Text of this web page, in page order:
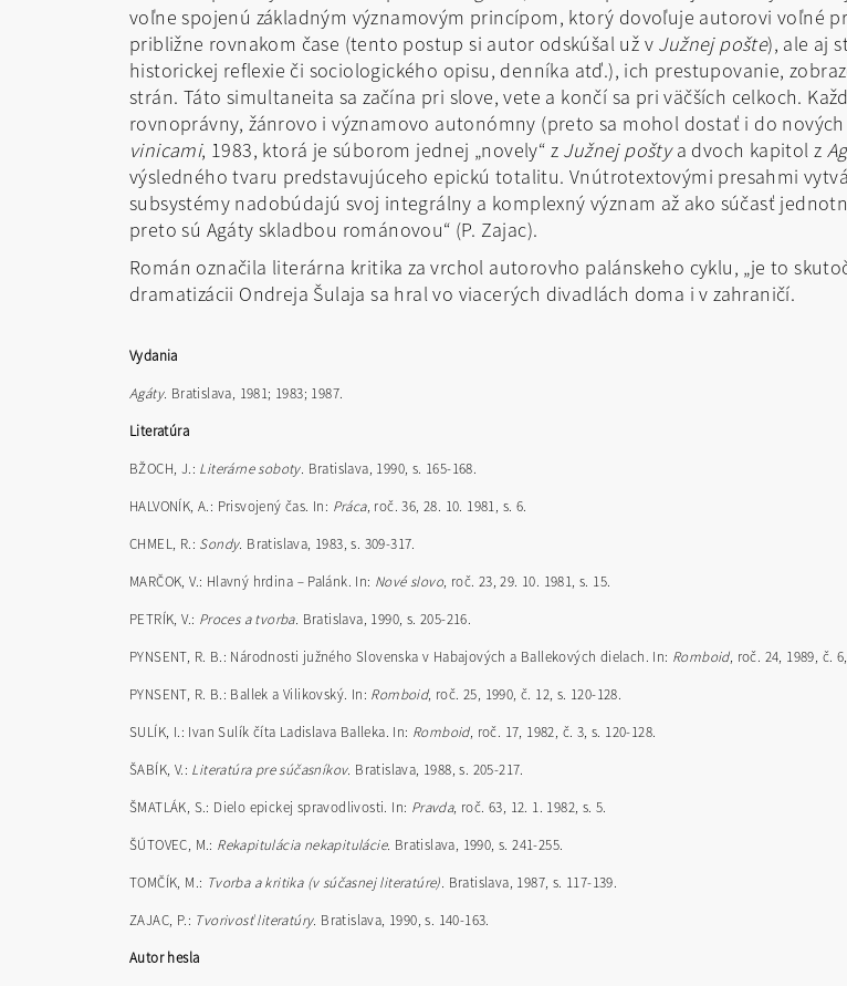
voľne spojenú základným významovým princípom, ktorý dovoľuje autorovi voľné
približne rovnakom čase (tento postup si autor odskúšal už v Južnej pošte), ale aj
historickej reflexie či sociologického opisu, denníka atď.), ich prestupovanie,
strán. Táto simultaneita sa začína pri slove, vete a končí sa pri väčších celkoch.
rovnoprávny, žánrovo i významovo autonómny (preto sa mohol dostať i do
vinicami, 1983, ktorá je súborom jednej „novely“ z Južnej poštya dvoch kapitol z
výsledného tvaru predstavujúceho epickú totalitu. Vnútrotextovými presahmi
subsystémy nadobúdajú svoj integrálny a komplexný význam až ako súčasť
preto sú Agáty skladbou románovou“ (P. Zajac).
Román označila literárna kritika za vrchol autorovho palánskeho cyklu, „je to
dramatizácii Ondreja Šulaja sa hral vo viacerých divadlách doma i v zahraničí.
Vydania
Agáty. Bratislava, 1981; 1983; 1987.
Literatúra
BŽOCH, J.: Literárne soboty. Bratislava, 1990, s. 165-168.
HALVONÍK, A.: Prisvojený čas. In: Práca, roč. 36, 28. 10. 1981, s. 6.
CHMEL, R.: Sondy. Bratislava, 1983, s. 309-317.
MARČOK, V.: Hlavný hrdina –Palánk. In: Nové slovo, roč. 23, 29. 10. 1981, s. 15.
PETRÍK, V.: Proces a tvorba. Bratislava, 1990, s. 205-216.
PYNSENT, R. B.: Národnosti južného Slovenska v Habajových a Ballekových dielach. In: Romboid, roč. 24, 1989, č.
PYNSENT, R. B.: Ballek a Vilikovský. In: Romboid, roč. 25, 1990, č. 12, s. 120-128.
SULÍK, I.: Ivan Sulík číta Ladislava Balleka. In: Romboid, roč. 17, 1982, č. 3, s. 120-128.
ŠABÍK, V.: Literatúra pre súčasníkov. Bratislava, 1988, s. 205-217.
ŠMATLÁK, S.: Dielo epickej spravodlivosti. In: Pravda, roč. 63, 12. 1. 1982, s. 5.
ŠÚTOVEC, M.: Rekapitulácia nekapitulácie. Bratislava, 1990, s. 241-255.
TOMČÍK, M.: Tvorba a kritika (v súčasnej literatúre). Bratislava, 1987, s. 117-139.
ZAJAC, P.: Tvorivosť literatúry. Bratislava, 1990, s. 140-163.
Autor hesla